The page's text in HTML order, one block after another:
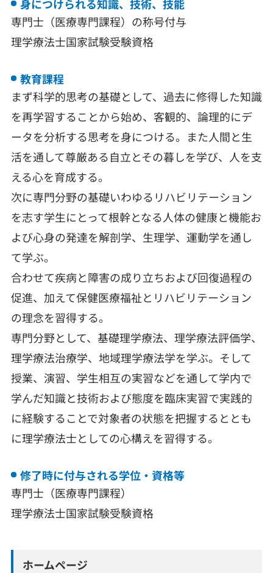
身につけられる知識、技術、技能
専門士（医療専門課程）の称号付与
理学療法士国家試験受験資格
教育課程
まず科学的思考の基礎として、過去に修得した知識
を再学習することから始め、客観的、論理的にデ
ータを分析する思考を身につける。また人間と生
活を通して尊厳ある自立とその暮しを学び、人を支
える心を育成する。
次に専門分野の基礎いわゆるリハビリテーション
を志す学生にとって根幹となる人体の健康と機能お
よび心身の発達を解剖学、生理学、運動学を通し
て学ぶ。
合わせて疾病と障害の成り立ちおよび回復過程の
促進、加えて保健医療福祉とリハビリテーション
の理念を習得する。
専門分野として、基礎理学療法、理学療法評価学、
理学療法治療学、地域理学療法学を学ぶ。そして
授業、演習、学生相互の実習などを通して学内で
学んだ知識と技術および態度を臨床実習で実践的
に経験することで対象者の状態を把握するととも
に理学療法士としての心構えを習得する。
修了時に付与される学位・資格等
専門士（医療専門課程）
理学療法士国家試験受験資格
ホームページ